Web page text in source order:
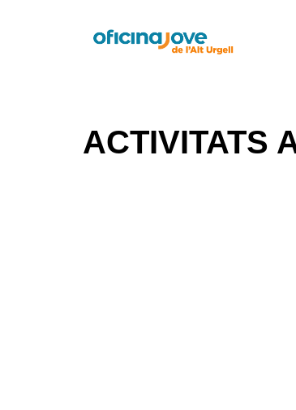
ACTIVITATS